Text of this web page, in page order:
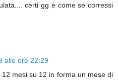
certi gg è come se corressi
alle ore 22:29
mesi su 12 in forma un mese di